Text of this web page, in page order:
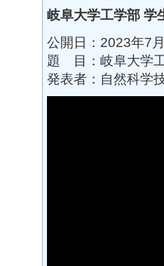
岐阜大学工学部 学
公開日：2023年7
題 目：岐阜大学
発表者：自然科